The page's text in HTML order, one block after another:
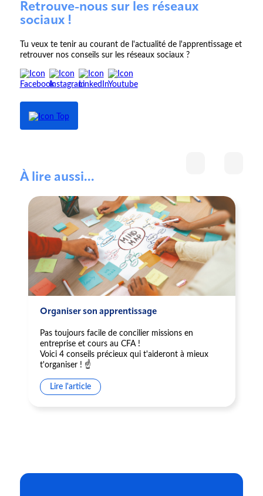
Retrouve-nous sur les réseaux
sociaux !
Tu veux te tenir au courant de l'actualité de l'apprentissage et
retrouver nos conseils sur les réseaux sociaux ?
À lire aussi...
Organiser son apprentissage
Pas toujours facile de concilier missions en
entreprise et cours au CFA !
Voici 4 conseils précieux qui t'aideront à mieux
t'organiser ! ☝️
Lire l'article